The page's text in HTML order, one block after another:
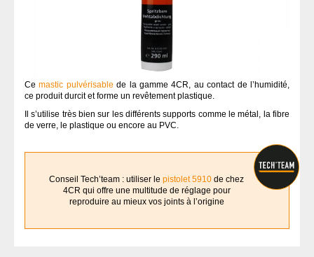
Cemastic pulvérisable de la gamme 4CR, au contact de l’humidité,
ce produit durcit et forme un revêtement plastique.
Il s’utilise très bien sur les différents supports comme le métal, la fibre
de verre, le plastique ou encore au PVC.
Conseil Tech’team : utiliser le pistolet 5910 de chez
4CR qui offre une multitude de réglage pour
reproduire au mieux vos joints à l’origine